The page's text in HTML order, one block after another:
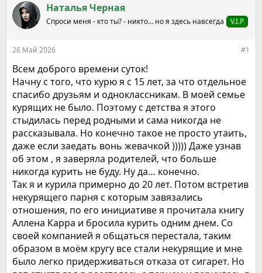
ы
л
Наталья Черная
Спроси меня - кто ты? - никто… но я здесь навсегда V.I.P
26 Май 2026 #1
Всем доброго времени суток!
Начну с того, что курю я с 15 лет, за что отдельное
спасибо друзьям и одноклассникам. В моей семье
курящих не было. Поэтому с детства я этого
стыдилась перед родными и сама никогда не
рассказывала. Но конечно такое не просто утаить,
даже если заедать вонь жевачкой ))))) Даже узнав
об этом , я заверяла родителей, что больше
никогда курить не буду. Ну да… конечно.
Так я и курила примерно до 20 лет. Потом встретив
некурящего парня с которым завязались
отношения, по его инициативе я прочитала книгу
Аллена Карра и бросила курить одним днем. Со
своей компанией я общаться перестала, таким
образом в моём кругу все стали некурящие и мне
было легко придерживаться отказа от сигарет. Но